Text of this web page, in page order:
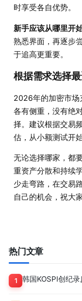
时享受各自优势。
新手应该从哪里开
熟悉界面，再逐步
于追高更重要。
根据需求选择
2026年的加密市场
各有侧重，没有绝
择。建议根据交易
估，从小额测试开
无论选择哪家，都
重资产分散和持续
少走弯路，在交易
自己的机会，祝大
热门文章
1 韩国KOSPI创纪